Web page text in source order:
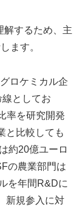
解するため、主
ます。
ロケミカル企
としてお
率を研究開発
と比較しても
約20億ユーロ
の農業部門は
を年間R&Dに
新規参入に対